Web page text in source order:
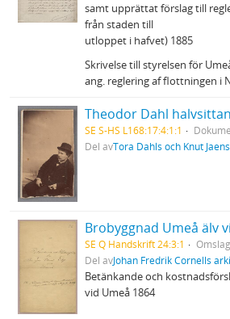
samt upprättat förslag till
från staden till
utloppet i hafvet) 1885
Skrivelse till styrelsen för
ang. reglering af flottningen i
SE S-HS L168:17:4:1:1
Del avTora Dahls och Knut
Brobyggnad Umeå älv
SE Q Handskrift 24:3:1 Omslag
Del avJohan Fredrik Cornells
Betänkande och
vid Umeå 1864